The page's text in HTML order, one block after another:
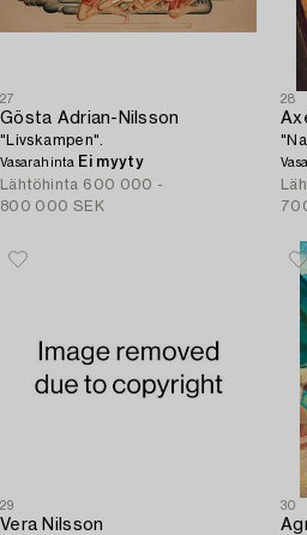
27
Gösta Adrian-Nilsson
"Livskampen".
Vasarahinta Ei myyty
Lähtöhinta 600 000 -
800 000 SEK
28
29
Vera Nilsson
30